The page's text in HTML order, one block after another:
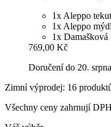
1x Aleppo
1x Aleppo
1x
769,00 Kč
Doručení do 20. srpna
Zimní výprodej: 16
Všechny ceny zahrnují DPH